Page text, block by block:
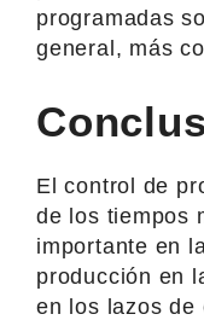
programadas
general, más
El control de
de los tiempos
importante en
producción en
en los lazos de